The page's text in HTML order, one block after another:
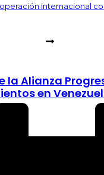
internacional
la Alianza
en